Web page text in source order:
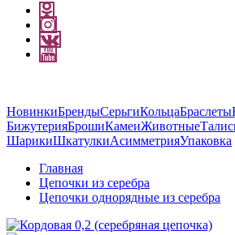
НовинкиБрендыСерьгиКольцаБраслеты
БижутерияБрошиКамеиЖивотные
ШарикиШкатулкиАсимметрияУпаковка
Главная
Цепочки из серебра
Цепочки однорядные из серебра